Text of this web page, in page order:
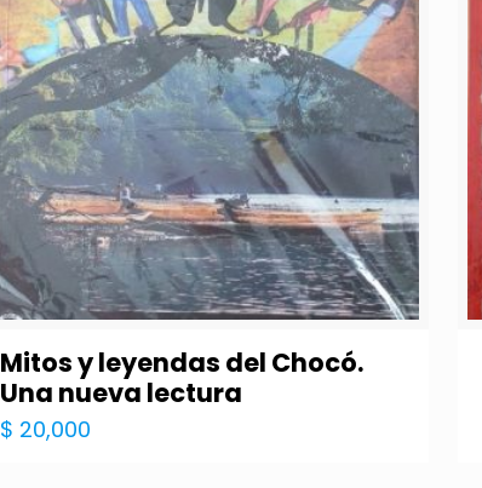
Mitos y leyendas del Chocó.
Una nueva lectura
$ 20,000